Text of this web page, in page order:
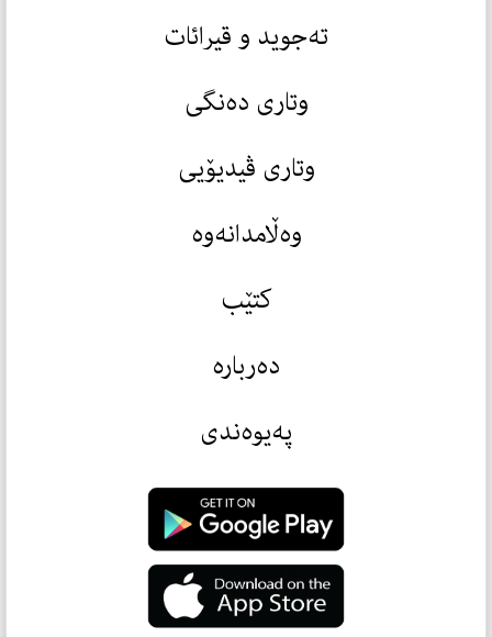
تەجوید و قیرائات
وتاری دەنگی
وتاری ڤیدیۆیی
وەڵامدانەوە
کتێب
دەربارە
پەیوەندی